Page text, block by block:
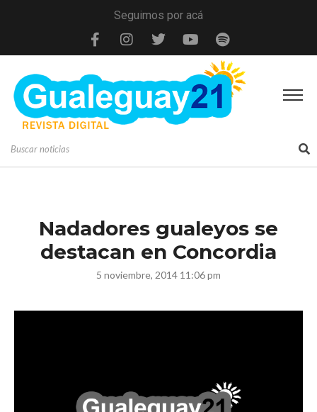
Seguimos por acá
Nadadores gualeyos se
destacan en Concordia
5 noviembre, 2014 11:06 pm